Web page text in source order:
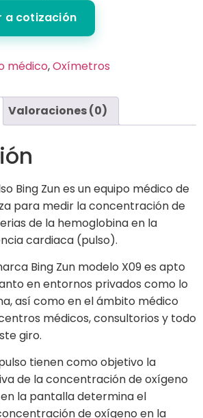
a cotización
médico,Oxímetros
Valoraciones (0)
Bing Zun es un equipo médico de
para medir la concentración de
de la hemoglobina en la
cardiaca (pulso).
Bing Zun modelo X09 es apto
en entornos privados como lo
así como en el ámbito médico
médicos, consultorios y todo
giro.
tienen como objetivo la
de la concentración de oxígeno
la pantalla determina el
de oxígeno en la